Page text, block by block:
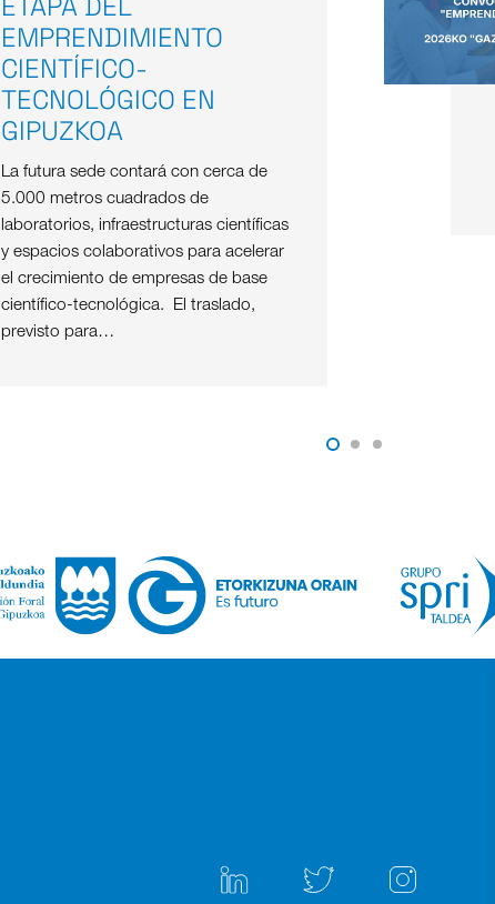
EMPRENDIMIENTO
CIENTÍFICO-
TECNOLÓGICO EN
GIPUZKOA
La futura sede contará con cerca de
5.000 metros cuadrados de
laboratorios, infraestructuras científicas
y espacios colaborativos para acelerar
el crecimiento de empresas de base
científico-tecnológica. El traslado,
previsto para…